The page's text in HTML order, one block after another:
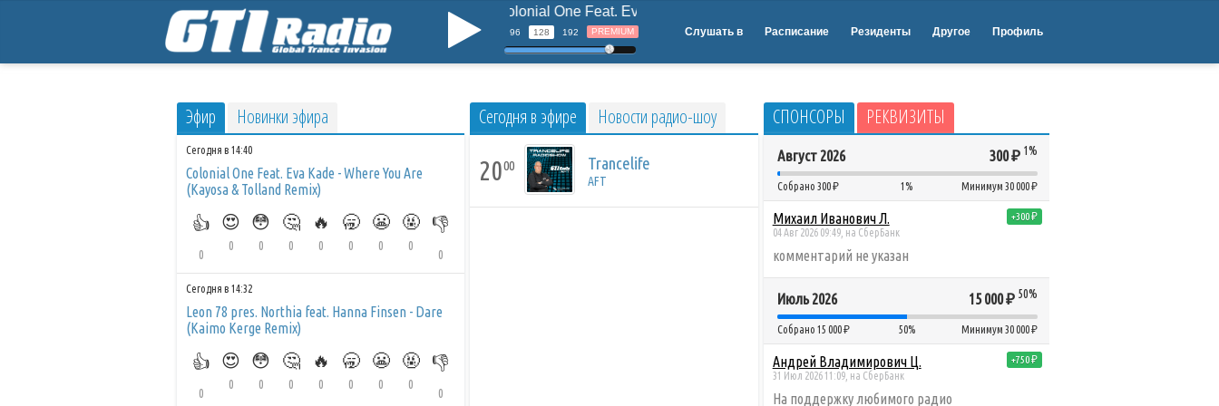
Colonial One Feat. Eva Kade - Where You Are (Kayosa & Tolland Remix)
b 96 128 192 PREMIUM Слушать в Расписание Резиденты Другое Профиль
Эфир Новинки эфира
Сегодня в 14:40
Colonial One Feat. Eva Kade - Where You Are
(Kayosa & Tolland Remix)
👍
0
😍
0
😳
0
🤔
0
🔥
0
🥱
0
😬
0
🤬
0
👎
0
Сегодня в 14:32
Leon 78 pres. Northia feat. Hanna Finsen - Dare
(Kaimo Kerge Remix)
👍
0
😍
0
😳
0
🤔
0
🔥
0
🥱
0
😬
0
🤬
0
👎
0
Сегодня в эфире Новости радио-шоу
2000 Trancelife
AFT
СПОНСОРЫ РЕКВИЗИТЫ
Август 2026 300 ₽ 1%
Собрано 300 ₽ 1% Минимум 30 000 ₽
Михаил Иванович Л.
04 Авг 2026 09:49, на СберБанк
+300 ₽
комментарий не указан
Июль 2026 15 000 ₽ 50%
Собрано 15 000 ₽ 50% Минимум 30 000 ₽
Андрей Владимирович Ц.
31 Июл 2026 11:09, на СберБанк
+750 ₽
На поддержку любимого радио